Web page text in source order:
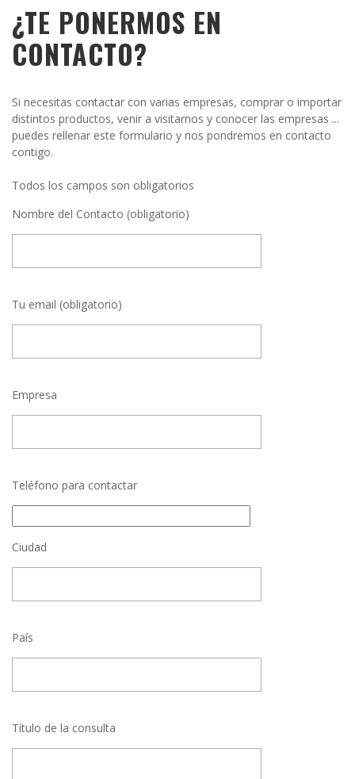
¿TE PONERMOS EN
CONTACTO?
Si necesitas contactar con varias empresas, comprar o importar
distintos productos, venir a visitarnos y conocer las empresas ...
puedes rellenar este formulario y nos pondremos en contacto
contigo.
Todos los campos son obligatorios
Nombre del Contacto (obligatorio)
Tu email (obligatorio)
Empresa
Teléfono para contactar
Ciudad
País
Título de la consulta